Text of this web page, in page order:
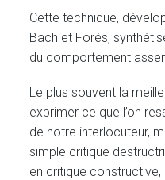
Cette technique,
Bach et Forés,
du comportement
Le plus souvent la
exprimer ce que l’on
de notre interlocuteur,
simple critique
en critique